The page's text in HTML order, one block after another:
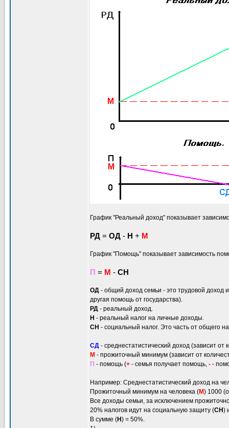
График "Реальный доход" показывает
РД = ОД - Н + М
График "Помощь" показывает зависимость
П = М - СН
ОД - общий доход семьи - это трудовой доход
другая помощь от государства).
РД - реальный доход.
Н - реальный налог на личные доходы.
СН - социальный налог. Это часть от общего
СД - среднестатистический доход (зависит от
М - прожиточный минимум (зависит от
П - помощь (+ - семья получает помощь, - -
Например: Среднестатистический доход на
Прожиточный минимум на человека (М) 1000
Все доходы семьи, за исключением
20% налогов идут на социальную защиту (СН)
В сумме (H) = 50%.